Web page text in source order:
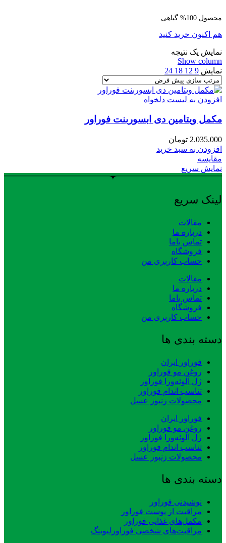
محصول 100% گیاهی
هم اکنون خرید کنید
نمایش یک نتیجه
Show column
نمایش 9
12
18
24
افزودن به لیست دلخواه
مکمل ویتامین دی ابسوربنت فوراور
2.035.000 تومان
افزودن به سبد خرید
مقایسه
نمایش سریع
لینک سریع
مقالات
درباره ما
تماس باما
فروشگاه
حساب کاربری من
مقالات
درباره ما
تماس باما
فروشگاه
حساب کاربری من
دسته بندی ها
فوراور ایران
روغن مو فوراور
ژل آلوئه‌ورا فوراور
تناسب اندام فوراور
محصولات زنبور عسل
فوراور ایران
روغن مو فوراور
ژل آلوئه‌ورا فوراور
تناسب اندام فوراور
محصولات زنبور عسل
دسته بندی ها
نوشیدنی فوراور
مراقبت از پوست فوراور
مکمل‌های غذایی فوراور
مراقبت‌های شخصی فوراورلیوینگ